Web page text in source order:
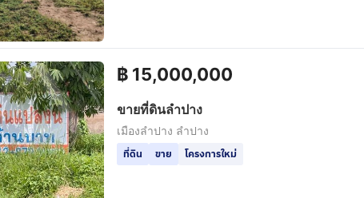
฿ 15,000,000
ขายที่ดินลำปาง
เมืองลำปาง ลำปาง
ที่ดิน ขาย โครงการใหม่